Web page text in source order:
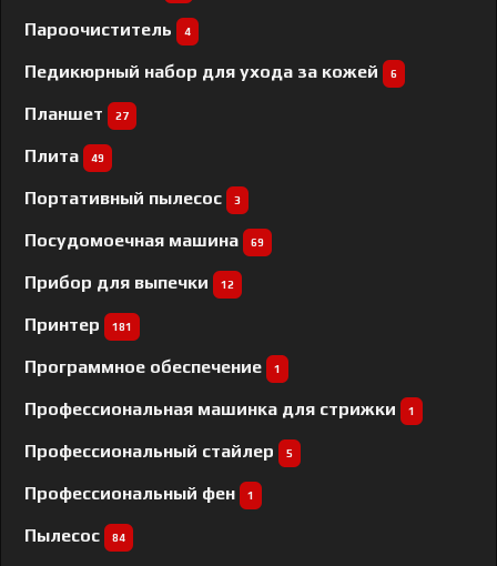
Пароочиститель 4
Педикюрный набор для ухода за кожей 6
Планшет 27
Плита 49
Портативный пылесос 3
Посудомоечная машина 69
Прибор для выпечки 12
Принтер 181
Программное обеспечение 1
Профессиональная машинка для стрижки 1
Профессиональный cтайлер 5
Профессиональный фен 1
Пылесос 84